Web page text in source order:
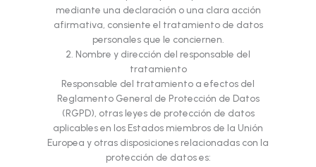
mediante una declaración o una clara acción
afirmativa, consiente el tratamiento de datos
personales que le conciernen.
2. Nombre y dirección del responsable del
tratamiento
Responsable del tratamiento a efectos del
Reglamento General de Protección de Datos
(RGPD), otras leyes de protección de datos
aplicables en los Estados miembros de la Unión
Europea y otras disposiciones relacionadas con la
protección de datos es: